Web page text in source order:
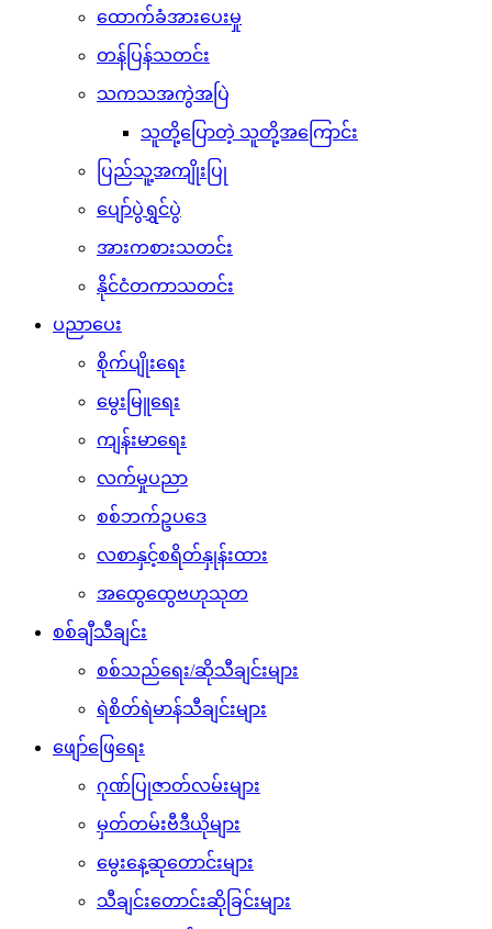
ထောက်ခံအားပေးမှု
တန်ပြန်သတင်း
သကသအကွဲအပြဲ
သူတို့ပြောတဲ့ သူတို့အကြောင်း
ပြည်သူ့အကျိုးပြု
ပျော်ပွဲရွှင်ပွဲ
အားကစားသတင်း
နိုင်ငံတကာသတင်း
ပညာပေး
စိုက်ပျိုးရေး
မွေးမြူရေး
ကျန်းမာရေး
လက်မှုပညာ
စစ်ဘက်ဥပဒေ
လစာနှင့်စရိတ်နှုန်းထား
အထွေထွေဗဟုသုတ
စစ်ချီသီချင်း
စစ်သည်ရေး/ဆိုသီချင်းများ
ရဲစိတ်ရဲမာန်သီချင်းများ
ဖျော်ဖြေရေး
ဂုဏ်ပြုဇာတ်လမ်းများ
မှတ်တမ်းဗီဒီယိုများ
မွေးနေ့ဆုတောင်းများ
သီချင်းတောင်းဆိုခြင်းများ